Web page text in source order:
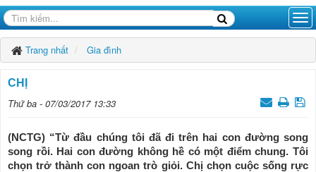
Trang nhất Gia đình
CHỊ
Thứ ba - 07/03/2017 13:33
(NCTG) “Từ đầu chúng tôi đã đi trên hai con đường song
song rồi. Hai con đường không hề có một điểm chung. Tôi
chọn trở thành con ngoan trò giỏi. Chị chọn cuộc sống rực